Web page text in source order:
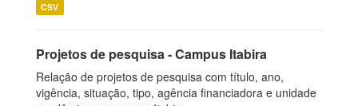
CSV
Projetos de pesquisa - Campus Itabira
Relação de projetos de pesquisa com título, ano,
vigência, situação, tipo, agência financiadora e unidade